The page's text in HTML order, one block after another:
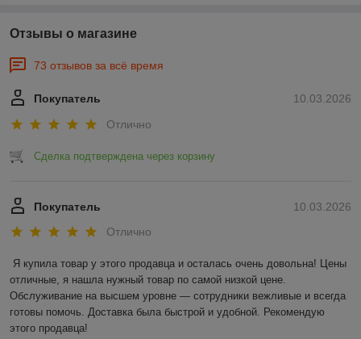
Отзывы о магазине
73 отзывов за всё время
10.03.2026
Покупатель
Отлично
Сделка подтверждена через корзину
10.03.2026
Покупатель
Отлично
Я купила товар у этого продавца и осталась очень довольна! Цены
отличные, я нашла нужный товар по самой низкой цене.
Обслуживание на высшем уровне — сотрудники вежливые и всегда
готовы помочь. Доставка была быстрой и удобной. Рекомендую
этого продавца!